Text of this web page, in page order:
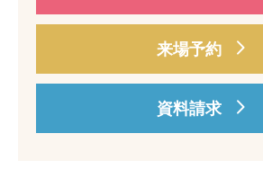
来場予約
資料請求